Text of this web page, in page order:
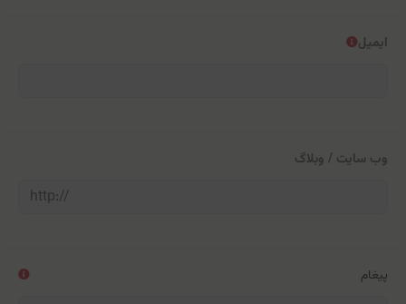
ایمیل
وب سایت / وبلاگ
پیغام